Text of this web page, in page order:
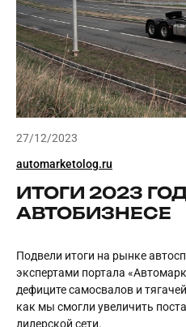
27/12/2023
automarketolog.ru
ИТОГИ 2023
АВТОБИЗНЕСЕ
Подвели итоги на рынке
экспертами портала
дефиците самосвалов и
как мы смогли увеличить
дилерской сети.